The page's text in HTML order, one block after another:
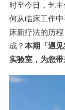
时至今日，乞
何从临床工作
床新疗法的历
成？本期「遇
实验室，为您带